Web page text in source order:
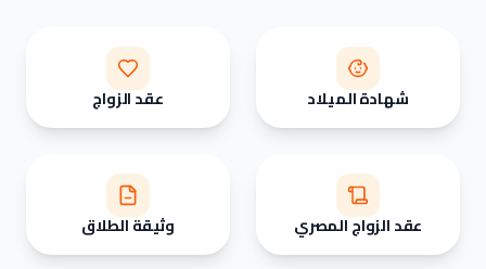
شهادة الميلاد عقد الزواج
عقد الزواج المصري وثيقة الطلاق